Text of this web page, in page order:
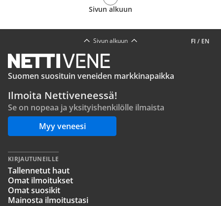
Sivun alkuun
FI / EN
Sivun alkuun
Suomen suosituin veneiden markkinapaikka
Ilmoita Nettiveneessä!
Se on nopeaa ja yksityishenkilölle ilmaista
Myy veneesi
KIRJAUTUNEILLE
Tallennetut haut
Omat ilmoitukset
Omat suosikit
Mainosta ilmoitustasi